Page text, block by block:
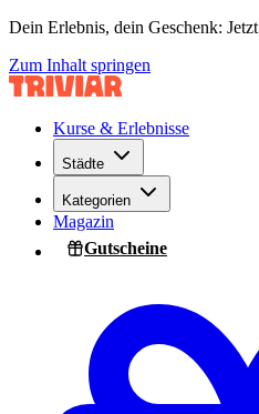
Dein Erlebnis, dein Geschenk: Jetzt
Zum Inhalt springen
Kurse & Erlebnisse
Städte
Kategorien
Magazin
Gutscheine